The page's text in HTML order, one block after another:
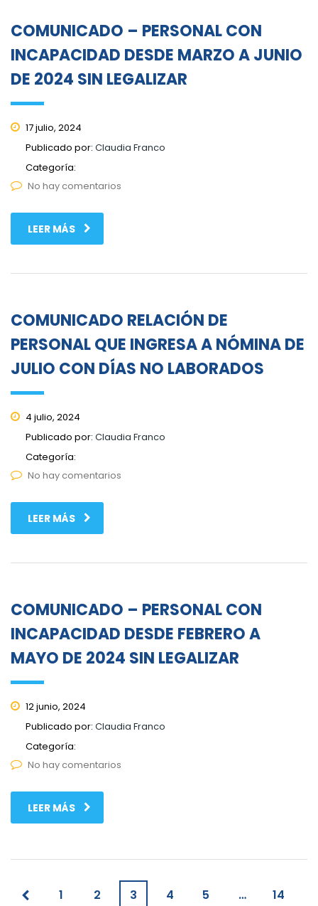
COMUNICADO – PERSONAL CON
INCAPACIDAD DESDE MARZO A JUNIO
DE 2024 SIN LEGALIZAR
17 julio, 2024
Publicado por: Claudia Franco
Categoría:
No hay comentarios
LEER MÁS
COMUNICADO RELACIÓN DE
PERSONAL QUE INGRESA A NÓMINA DE
JULIO CON DÍAS NO LABORADOS
4 julio, 2024
Publicado por: Claudia Franco
Categoría:
No hay comentarios
LEER MÁS
COMUNICADO – PERSONAL CON
INCAPACIDAD DESDE FEBRERO A
MAYO DE 2024 SIN LEGALIZAR
12 junio, 2024
Publicado por: Claudia Franco
Categoría:
No hay comentarios
LEER MÁS
1 2 3 4 5 … 14